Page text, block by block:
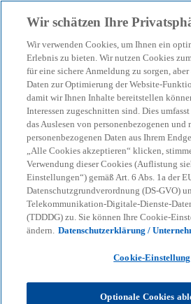
menu search
Die Rente
Steuern auch
Rentenpaket 2025:
Rentenniveaus, Anpassung der
Kindererziehungszeiten,
und neue
Die Rente steigt, die Steuern auch
Wir schätzen Ihre
Wir verwenden Cookies, um Ihnen ein
Erlebnis zu bieten. Wir nutzen Cookies
für eine sichere Anmeldung zu sorgen,
Daten zur Optimierung der Website-
damit wir Ihnen Inhalte bereitstellen
Interessen zugeschnitten sind. Dies
das Auslesen von personenbezogenen und
personenbezogenen Daten aus Ihrem
„Alle Cookies akzeptieren“ klicken,
Verwendung dieser Cookies (Auflistung
Einstellungen“) gemäß Art. 6 Abs. 1a der
Datenschutzgrundverordnung (DS-GVO)
Telekommunikation-Digitale-Dienste-
(TDDDG) zu. Sie können Ihre Cookie-
ändern. Datenschutzerklärung /
Cookie-
Optionale Cookies